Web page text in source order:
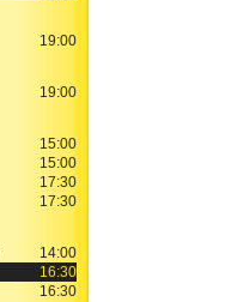
19:00
19:00
15:00
15:00
17:30
17:30
14:00
16:30
16:30